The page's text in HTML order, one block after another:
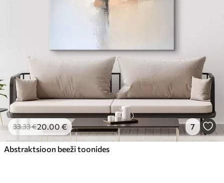
33.33€20.00 € 7
Abstraktsioon beeži toonides